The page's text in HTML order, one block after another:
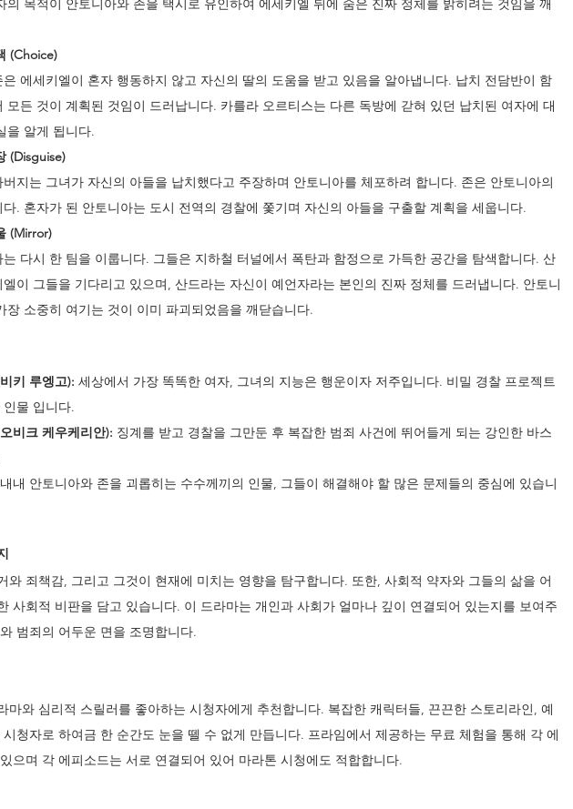
의 목적이 안토니아와 존을 택시로 유인하여 에세키엘 뒤에 숨은 진짜 정체를 밝히려는 것임을 깨
(Choice)
은 에세키엘이 혼자 행동하지 않고 자신의 딸의 도움을 받고 있음을 알아냅니다. 납치 전담반이 함
모든 것이 계획된 것임이 드러납니다. 카를라 오르티스는 다른 독방에 갇혀 있던 납치된 여자에 대
을 알게 됩니다.
(Disguise)
지는 그녀가 자신의 아들을 납치했다고 주장하며 안토니아를 체포하려 합니다. 존은 안토니아의
다. 혼자가 된 안토니아는 도시 전역의 경찰에 쫓기며 자신의 아들을 구출할 계획을 세웁니다.
(Mirror)
는 다시 한 팀을 이룹니다. 그들은 지하철 터널에서 폭탄과 함정으로 가득한 공간을 탐색합니다. 산
이 그들을 기다리고 있으며, 산드라는 자신이 예언자라는 본인의 진짜 정체를 드러냅니다. 안토니
장 소중히 여기는 것이 이미 파괴되었음을 깨닫습니다.
키 루엥고): 세상에서 가장 똑똑한 여자, 그녀의 지능은 행운이자 저주입니다. 비밀 경찰 프로젝트
물 입니다.
비크 케우케리안): 징계를 받고 경찰을 그만둔 후 복잡한 범죄 사건에 뛰어들게 되는 강인한 바스
내 안토니아와 존을 괴롭히는 수수께끼의 인물, 그들이 해결해야 할 많은 문제들의 중심에 있습니
와 죄책감, 그리고 그것이 현재에 미치는 영향을 탐구합니다. 또한, 사회적 약자와 그들의 삶을 어
사회적 비판을 담고 있습니다. 이 드라마는 개인과 사회가 얼마나 깊이 연결되어 있는지를 보여주
범죄의 어두운 면을 조명합니다.
마와 심리적 스릴러를 좋아하는 시청자에게 추천합니다. 복잡한 캐릭터들, 끈끈한 스토리라인, 예
청자로 하여금 한 순간도 눈을 뗄 수 없게 만듭니다. 프라임에서 제공하는 무료 체험을 통해 각 에
으며 각 에피소드는 서로 연결되어 있어 마라톤 시청에도 적합합니다.